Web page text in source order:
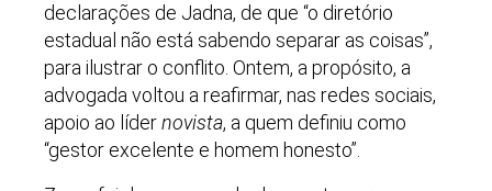
declarações de Jadna, de que “o diretório
estadual não está sabendo separar as coisas”,
para ilustrar o conflito. Ontem, a propósito, a
advogada voltou a reafirmar, nas redes sociais,
apoio ao lídernovista, a quem definiu como
“gestor excelente e homem honesto”.